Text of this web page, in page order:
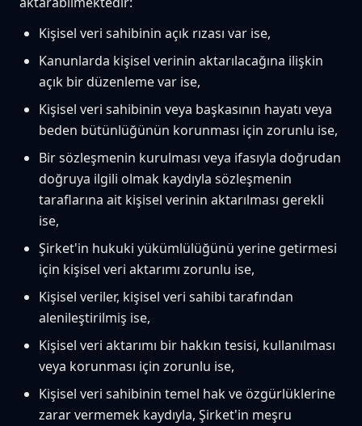
Kişisel veri sahibinin açık rızası var ise,
Kanunlarda kişisel verinin aktarılacağına ilişkin
açık bir düzenleme var ise,
Kişisel veri sahibinin veya başkasının hayatı veya
beden bütünlüğünün korunması için zorunlu ise,
Bir sözleşmenin kurulması veya ifasıyla doğrudan
doğruya ilgili olmak kaydıyla sözleşmenin
taraflarına ait kişisel verinin aktarılması gerekli
ise,
Şirket'in hukuki yükümlülüğünü yerine getirmesi
için kişisel veri aktarımı zorunlu ise,
Kişisel veriler, kişisel veri sahibi tarafından
alenileştirilmiş ise,
Kişisel veri aktarımı bir hakkın tesisi, kullanılması
veya korunması için zorunlu ise,
Kişisel veri sahibinin temel hak ve özgürlüklerine
zarar vermemek kaydıyla, Şirket'in meşru